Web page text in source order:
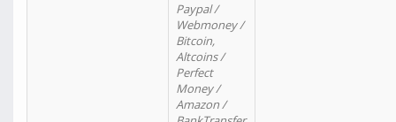
Paypal /
Webmoney /
Bitcoin,
Altcoins /
Perfect
Money /
Amazon /